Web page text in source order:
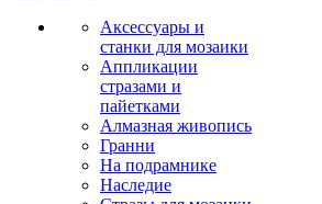
Аксессуары и
станки для мозаики
Аппликации
стразами и
пайетками
Алмазная живопись
Гранни
На подрамнике
Наследие